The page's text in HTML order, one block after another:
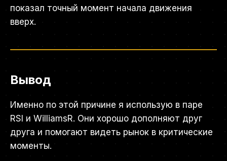
показал точный момент начала движения
вверх.
Вывод
Именно по этой причине я использую в паре
RSI и WilliamsR. Они хорошо дополняют друг
друга и помогают видеть рынок в критические
моменты.